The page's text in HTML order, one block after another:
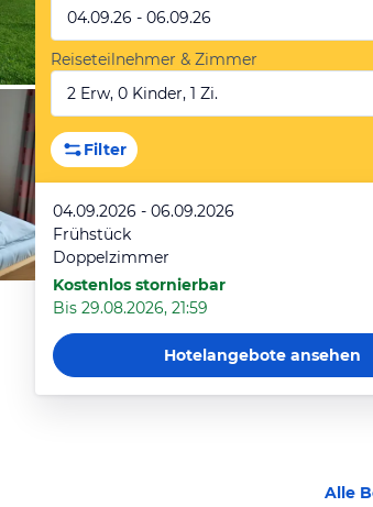
04.09.26 - 06.09.26
Reiseteilnehmer & Zimmer
2 Erw, 0 Kinder, 1 Zi.
Filter
04.09.2026 - 06.09.2026
Frühstück
Doppelzimmer
Kostenlos stornierbar
Bis 29.08.2026, 21:59
Hotelangeboteansehen
Alle